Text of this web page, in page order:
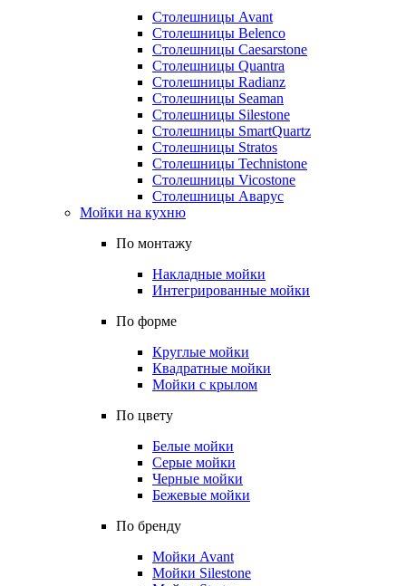
Столешницы Avant
Столешницы Belenco
Столешницы Caesarstone
Столешницы Quantra
Столешницы Radianz
Столешницы Seaman
Столешницы Silestone
Столешницы SmartQuartz
Столешницы Stratos
Столешницы Technistone
Столешницы Vicostone
Столешницы Аварус
Мойки на кухню
По монтажу
Накладные мойки
Интегрированные мойки
По форме
Круглые мойки
Квадратные мойки
Мойки с крылом
По цвету
Белые мойки
Серые мойки
Черные мойки
Бежевые мойки
По бренду
Мойки Avant
Мойки Silestone